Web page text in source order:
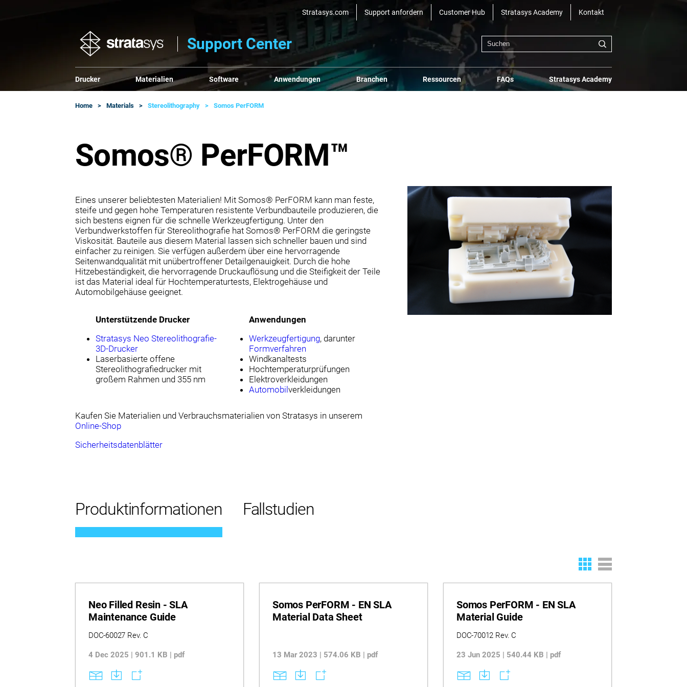
Stratasys.com Support anfordern Customer Hub Stratasys Academy Kontakt
Support Center
Drucker Materialien Software Anwendungen Branchen Ressourcen FAQs Stratasys Academy
Home Materials Stereolithography Somos PerFORM
Somos® PerFORM™
Eines unserer beliebtesten Materialien! Mit Somos® PerFORM kann man feste,
steife und gegen hohe Temperaturen resistente Verbundbauteile produzieren, die
sich bestens eignen für die schnelle Werkzeugfertigung. Unter den
Verbundwerkstoffen für Stereolithografie hat Somos® PerFORM die geringste
Viskosität. Bauteile aus diesem Material lassen sich schneller bauen und sind
einfacher zu reinigen. Sie verfügen außerdem über eine hervorragende
Seitenwandqualität mit unübertroffener Detailgenauigkeit. Durch die hohe
Hitzebeständigkeit, die hervorragende Druckauflösung und die Steifigkeit der Teile
ist das Material ideal für Hochtemperaturtests, Elektrogehäuse und
Automobilgehäuse geeignet.
Unterstützende Drucker
Stratasys Neo Stereolithografie-
3D-Drucker
Laserbasierte offene
Stereolithografiedrucker mit
großem Rahmen und 355 nm
Anwendungen
Werkzeugfertigung, darunter
Formverfahren
Windkanaltests
Hochtemperaturprüfungen
Elektroverkleidungen
Automobil verkleidungen
Kaufen Sie Materialien und Verbrauchsmaterialien von Stratasys in unserem
Online-Shop
Sicherheitsdatenblätter
Produktinformationen Fallstudien
Neo Filled Resin - SLA
Maintenance Guide
DOC-60027 Rev. C
4 Dec 2025 | 901.1 KB | pdf
Somos PerFORM - EN SLA
Material Data Sheet
13 Mar 2023 | 574.06 KB | pdf
Somos PerFORM - EN SLA
Material Guide
DOC-70012 Rev. C
23 Jun 2025 | 540.44 KB | pdf